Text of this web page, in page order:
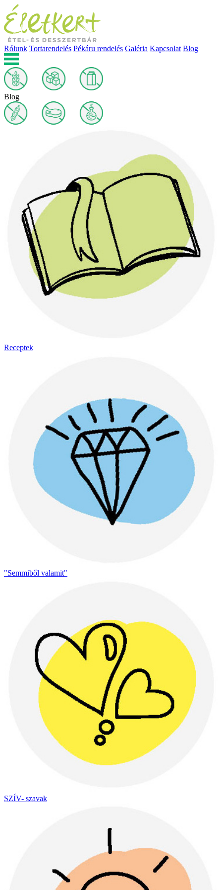
Rólunk Tortarendelés Pékáru rendelés Galéria Kapcsolat Blog
Blog
Receptek
"Semmiből valamit"
SZÍV- szavak